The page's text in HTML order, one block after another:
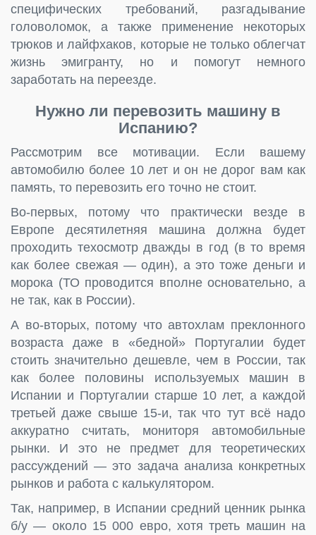
специфических требований, разгадывание
головоломок, а также применение некоторых
трюков и лайфхаков, которые не только облегчат
жизнь эмигранту, но и помогут немного
заработать на переезде.
Нужно ли перевозить машину в
Испанию?
Рассмотрим все мотивации. Если вашему
автомобилю более 10 лет и он не дорог вам как
память, то перевозить его точно не стоит.
Во-первых, потому что практически везде в
Европе десятилетняя машина должна будет
проходить техосмотр дважды в год (в то время
как более свежая — один), а это тоже деньги и
морока (ТО проводится вполне основательно, а
не так, как в России).
А во-вторых, потому что автохлам преклонного
возраста даже в «бедной» Португалии будет
стоить значительно дешевле, чем в России, так
как более половины используемых машин в
Испании и Португалии старше 10 лет, а каждой
третьей даже свыше 15-и, так что тут всё надо
аккуратно считать, мониторя автомобильные
рынки. И это не предмет для теоретических
рассуждений — это задача анализа конкретных
рынков и работа с калькулятором.
Так, например, в Испании средний ценник рынка
б/у — около 15 000 евро, хотя треть машин на